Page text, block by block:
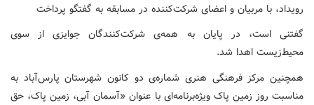
رویداد، با مربیان و اعضای شرکت‌کننده در مسابقه به گفتگو پرداخت
گفتنی است، در پایان به همه‌ی شرکت‌کنندگان جوایزی از سوی
محیط‌زیست اهدا شد.
همچنین مرکز فرهنگی هنری شماره‌ی دو کانون شهرستان پارس‌آباد به
مناسبت روز زمین پاک ویژه‌برنامه‌ای با عنوان «آسمان آبی، زمین پاک، حق